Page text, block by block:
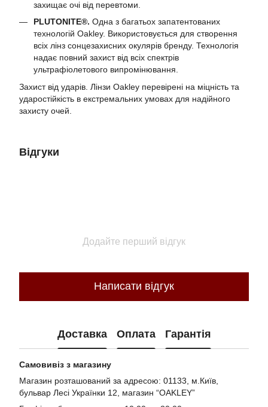
захищає очі від перевтоми.
PLUTONITE®. Одна з багатьох запатентованих
технологій Oakley. Використовується для створення
всіх лінз сонцезахисних окулярів бренду. Технологія
надає повний захист від всіх спектрів
ультрафіолетового випромінювання.
Захист від ударів. Лінзи Oakley перевірені на міцність та
ударостійкість в екстремальних умовах для надійного
захисту очей.
Відгуки
Додайте перший відгук
Написати відгук
Доставка Оплата Гарантія
Самовивіз з магазину
Магазин розташований за адресою: 01133, м.Київ,
бульвар Лесі Українки 12, магазин “OAKLEY”